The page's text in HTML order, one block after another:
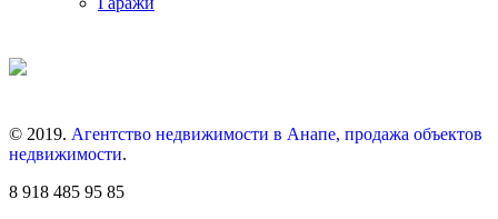
© 2019. Агентство недвижимости в Анапе, продажа объектов
недвижимости.
8 918 485 95 85